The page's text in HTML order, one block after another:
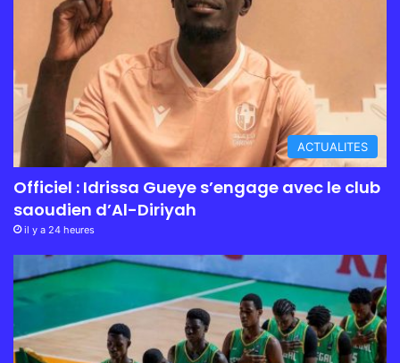
ACTUALITES
Officiel : Idrissa Gueye s’engage avec le club
saoudien d’Al-Diriyah
il y a 24 heures